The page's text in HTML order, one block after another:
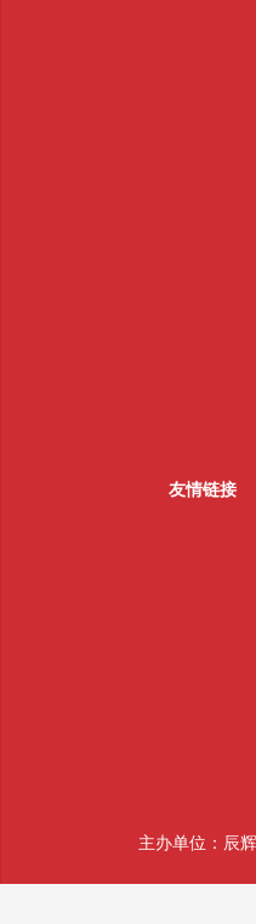
友情链接
主办单位：辰